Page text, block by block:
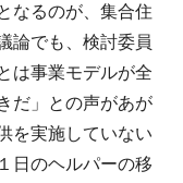
なるのが、集合住
論でも、検討委員
は事業モデルが全
だ」との声があが
を実施していない
日のヘルパーの移